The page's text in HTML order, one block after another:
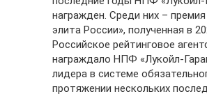
награжден. Среди них –
элита России», полученная в
Российское рейтинговое
награждало НПФ «Лукойл-
лидера в системе
протяжении нескольких